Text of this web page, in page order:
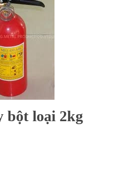
bột loại 2kg